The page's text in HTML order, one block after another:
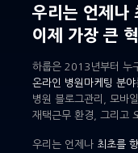
우리는 언제나
이제 가장 큰
하룹은 2013년부터 누
온라인 병원마케팅 분야
병원 블로그관리, 모바
재택근무 환경, 그리고
우리는 언제나 최초를